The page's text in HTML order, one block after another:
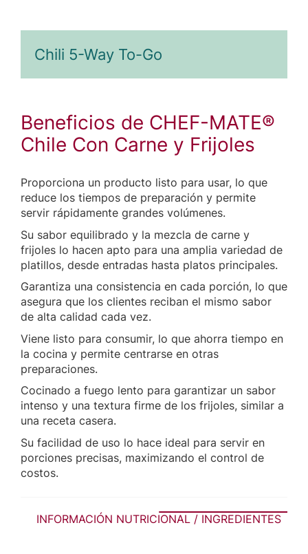
Chili 5-Way To-Go
Beneficios de CHEF-MATE®
Chile Con Carne y Frijoles
Proporciona un producto listo para usar, lo que
reduce los tiempos de preparación y permite
servir rápidamente grandes volúmenes.
Su sabor equilibrado y la mezcla de carne y
frijoles lo hacen apto para una amplia variedad de
platillos, desde entradas hasta platos principales.
Garantiza una consistencia en cada porción, lo que
asegura que los clientes reciban el mismo sabor
de alta calidad cada vez.
Viene listo para consumir, lo que ahorra tiempo en
la cocina y permite centrarse en otras
preparaciones.
Cocinado a fuego lento para garantizar un sabor
intenso y una textura firme de los frijoles, similar a
una receta casera.
Su facilidad de uso lo hace ideal para servir en
porciones precisas, maximizando el control de
costos.
INFORMACIÓN NUTRICIONAL / INGREDIENTES